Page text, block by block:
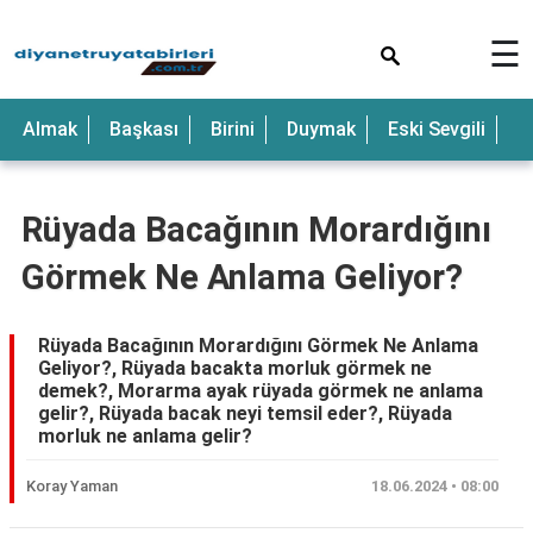
Anne
Bebek
Beyaz
Deniz
Düğün
☰
Almak Başkası Birini Duymak Eski Sevgili
Rüyada Bacağının Morardığını
Görmek Ne Anlama Geliyor?
Rüyada Bacağının Morardığını Görmek Ne Anlama
Geliyor?, Rüyada bacakta morluk görmek ne
demek?, Morarma ayak rüyada görmek ne anlama
gelir?, Rüyada bacak neyi temsil eder?, Rüyada
morluk ne anlama gelir?
Koray Yaman 18.06.2024 • 08:00